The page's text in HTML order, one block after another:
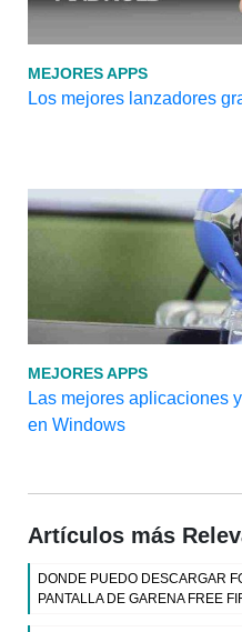
MEJORES APPS
Los mejores lanzadores
MEJORES APPS
Las mejores aplicaciones
en Windows
Artículos más
DONDE PUEDO DESCARGAR
PANTALLA DE GARENA FREE